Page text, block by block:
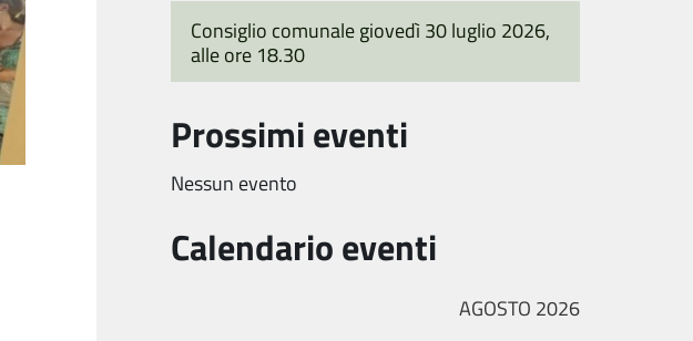
Consiglio comunale giovedì 30 luglio 2026,
alle ore 18.30
Prossimi eventi
Nessun evento
Calendario eventi
AGOSTO 2026